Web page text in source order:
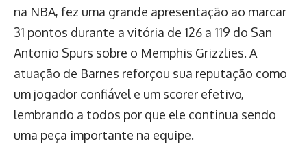
na NBA, fez uma grande apresentação ao marcar
31 pontos durante a vitória de 126 a 119 do San
Antonio Spurs sobre o Memphis Grizzlies. A
atuação de Barnes reforçou sua reputação como
um jogador confiável e um scorer efetivo,
lembrando a todos por que ele continua sendo
uma peça importante na equipe.